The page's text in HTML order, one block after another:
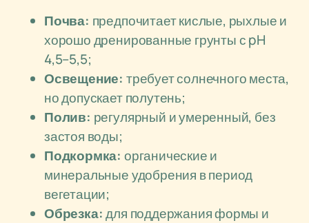
Почва: предпочитает кислые, рыхлые и
хорошо дренированные грунты с pH
4,5–5,5;
Освещение: требует солнечного места,
но допускает полутень;
Полив: регулярный и умеренный, без
застоя воды;
Подкормка: органические и
минеральные удобрения в период
вегетации;
Обрезка:для поддержания формы и